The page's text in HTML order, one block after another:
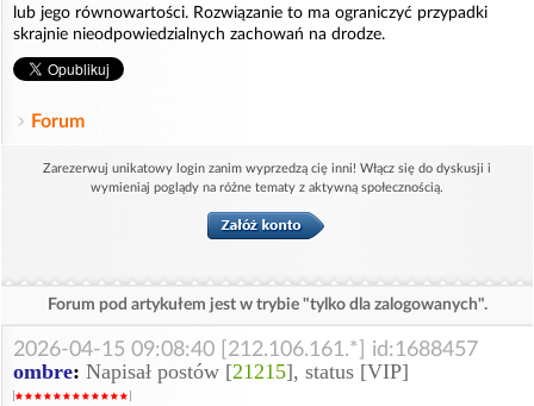
lub jego równowartości. Rozwiązanie to ma ograniczyć przypadki
skrajnie nieodpowiedzialnych zachowań na drodze.
Forum
Zarezerwuj unikatowy login zanim wyprzedzą cię inni! Włącz się do dyskusji i
wymieniaj poglądy na różne tematy z aktywną społecznością.
Forum pod artykułem jest w trybie "tylko dla zalogowanych".
2026-04-15 09:08:40 [212.106.161.*] id:1688457
ombre: Napisał postów [21215], status [VIP]